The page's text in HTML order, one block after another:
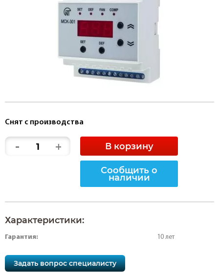
Снят с производства
- + В корзину
Сообщить о
наличии
Характеристики:
Гарантия: 10 лет
Задать вопрос специалисту